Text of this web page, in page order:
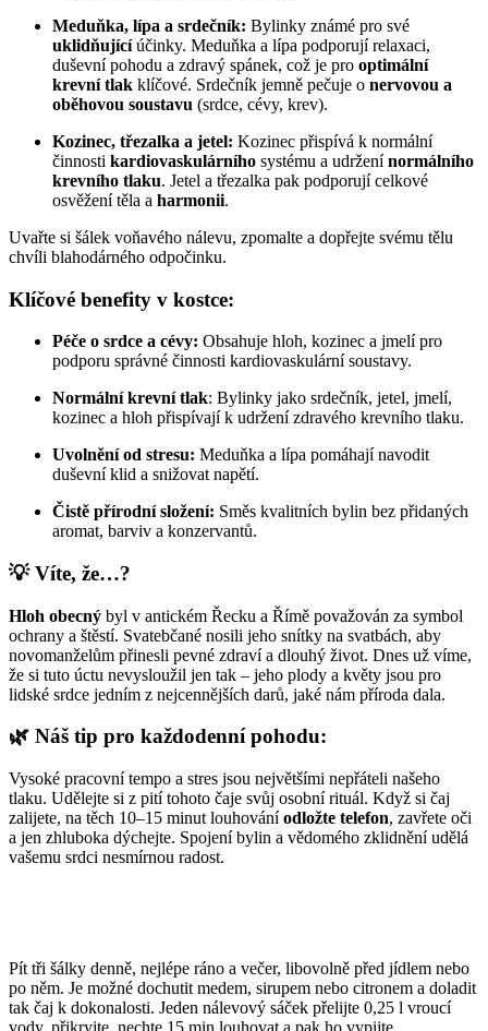
Meduňka, lípa a srdečník: Bylinky známé pro své
uklidňujícíúčinky. Meduňka a lípa podporují relaxaci,
duševní pohodu a zdravý spánek, což je pro optimální
krevní tlak klíčové. Srdečník jemně pečuje o nervovou a
oběhovou soustavu (srdce, cévy, krev).
Kozinec, třezalka a jetel: Kozinec přispívá k normální
činnosti kardiovaskulárního systému a udrženínormálního
krevního tlaku. Jetel a třezalka pak podporují celkové
osvěžení těla a harmonii.
Uvařte si šálek voňavého nálevu, zpomalte a dopřejte svému tělu
chvíli blahodárného odpočinku.
Klíčové benefity v kostce:
Péče o srdce a cévy: Obsahuje hloh, kozinec a jmelí pro
podporu správné činnosti kardiovaskulární soustavy.
Normální krevní tlak: Bylinky jako srdečník, jetel, jmelí,
kozinec a hloh přispívají k udržení zdravého krevního tlaku.
Uvolnění od stresu: Meduňka a lípa pomáhají navodit
duševní klid a snižovat napětí.
Čistě přírodní složení: Směs kvalitních bylin bez přidaných
aromat, barviv a konzervantů.
💡 Víte, že…?
Hloh obecný byl v antickém Řecku a Římě považován za symbol
ochrany a štěstí. Svatebčané nosili jeho snítky na svatbách, aby
novomanželům přinesli pevné zdraví a dlouhý život. Dnes už víme,
že si tuto úctu nevysloužil jen tak – jeho plody a květy jsou pro
lidské srdce jedním z nejcennějších darů, jaké nám příroda dala.
🌿 Náš tip pro každodenní pohodu:
Vysoké pracovní tempo a stres jsou největšími nepřáteli našeho
tlaku. Udělejte si z pití tohoto čaje svůj osobní rituál. Když si čaj
zalijete, na těch 10–15 minut louhováníodložte telefon, zavřete oči
a jen zhluboka dýchejte. Spojení bylin a vědomého zklidnění udělá
vašemu srdci nesmírnou radost.
Pít tři šálky denně, nejlépe ráno a večer, libovolně před jídlem nebo
po něm. Je možné dochutit medem, sirupem nebo citronem a doladit
tak čaj k dokonalosti. Jeden nálevový sáček přelijte 0,25 l vroucí